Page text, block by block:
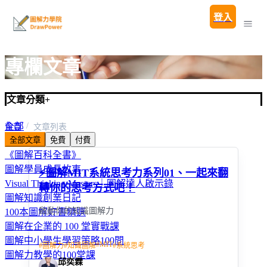
登入
專欄文章
文章分類+
全部
圖解親子教養100問
《圖解百科全書》
圖解學員成長故事
Visual Thinking Masters｜圖解達人啟示錄
圖解知識創業日記
100本圖解好書精選
圖解在企業的 100 堂實戰課
圖解中小學生學習策略100問
圖解力教學的100堂課
首頁
文章列表
全部文章
免費 付費
⚡圖解MIT系統思考力系列01、一起來翻
轉你的思考方式吧！
啟動你的知識圖解力
#圖解力#知識圖解#MIT#系統思考
邱奕霖